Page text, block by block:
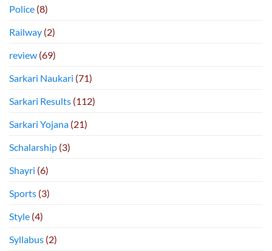
Police (8)
Railway (2)
review (69)
Sarkari Naukari (71)
Sarkari Results (112)
Sarkari Yojana (21)
Schalarship (3)
Shayri (6)
Sports (3)
Style (4)
Syllabus (2)